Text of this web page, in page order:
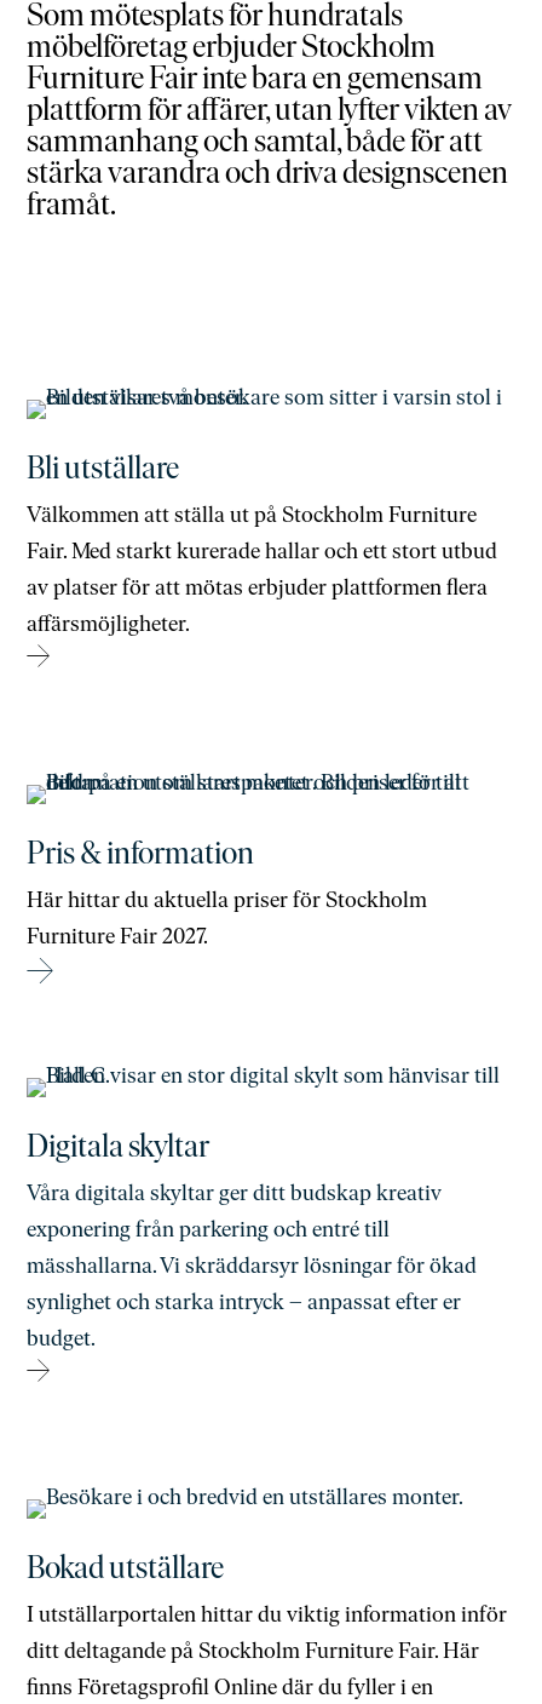
Som mötesplats för hundratals
möbelföretag erbjuder Stockholm
Furniture Fair inte bara en gemensam
plattform för affärer, utan lyfter vikten av
sammanhang och samtal, både för att
stärka varandra och driva designscenen
framåt.
Bli utställare
Välkommen att ställa ut på Stockholm Furniture
Fair. Med starkt kurerade hallar och ett stort utbud
av platser för att mötas erbjuder plattformen flera
affärsmöjligheter.
→
Pris & information
Här hittar du aktuella priser för Stockholm
Furniture Fair 2027.
→
Digitala skyltar
Våra digitala skyltar ger ditt budskap kreativ
exponering från parkering och entré till
mässhallarna. Vi skräddarsyr lösningar för ökad
synlighet och starka intryck – anpassat efter er
budget.
→
Bokad utställare
I utställarportalen hittar du viktig information inför
ditt deltagande på Stockholm Furniture Fair. Här
finns Företagsprofil Online där du fyller i en